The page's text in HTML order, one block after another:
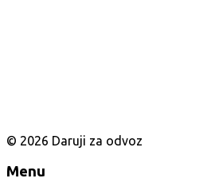
© 2026 Daruji za odvoz
Menu